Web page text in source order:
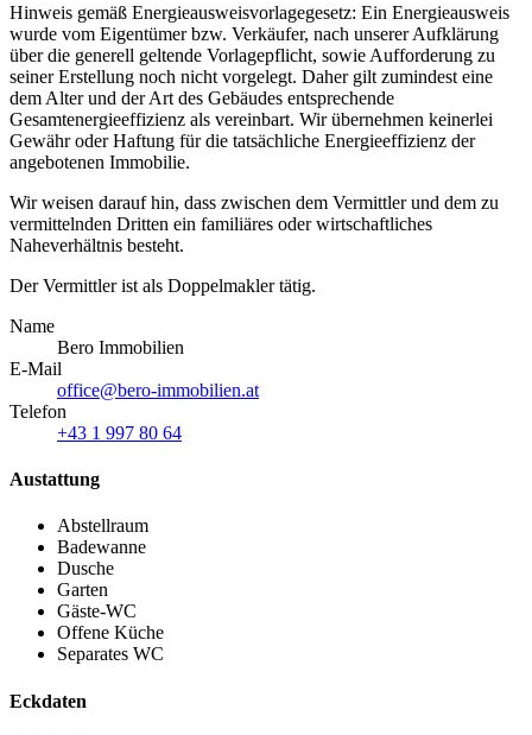
Hinweis gemäß Energieausweisvorlagegesetz: Ein Energieausweis
wurde vom Eigentümer bzw. Verkäufer, nach unserer Aufklärung
über die generell geltende Vorlagepflicht, sowie Aufforderung zu
seiner Erstellung noch nicht vorgelegt. Daher gilt zumindest eine
dem Alter und der Art des Gebäudes entsprechende
Gesamtenergieeffizienz als vereinbart. Wir übernehmen keinerlei
Gewähr oder Haftung für die tatsächliche Energieeffizienz der
angebotenen Immobilie.
Wir weisen darauf hin, dass zwischen dem Vermittler und dem zu
vermittelnden Dritten ein familiäres oder wirtschaftliches
Naheverhältnis besteht.
Der Vermittler ist als Doppelmakler tätig.
Name
Bero Immobilien
E-Mail
office@bero-immobilien.at
Telefon
+43 1 997 80 64
Austattung
Abstellraum
Badewanne
Dusche
Garten
Gäste-WC
Offene Küche
Separates WC
Eckdaten